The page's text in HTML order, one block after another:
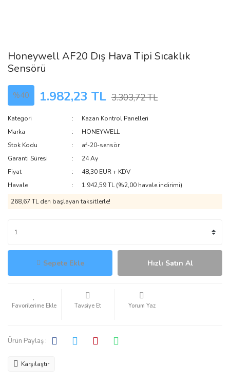
Honeywell AF20 Dış Hava Tipi Sıcaklık
Sensörü
%40 1.982,23 TL 3.303,72 TL
Kategori
Kazan Kontrol Panelleri
Marka
HONEYWELL
Stok Kodu
af-20-sensör
Garanti Süresi
24 Ay
Fiyat
48,30 EUR + KDV
Havale
1.942,59 TL (%2,00 havale indirimi)
268,67 TL den başlayan taksitlerle!
Sepete Ekle Hızlı Satın Al
Tavsiye Et Yorum Yaz
Ürün Paylaş :
Karşılaştır